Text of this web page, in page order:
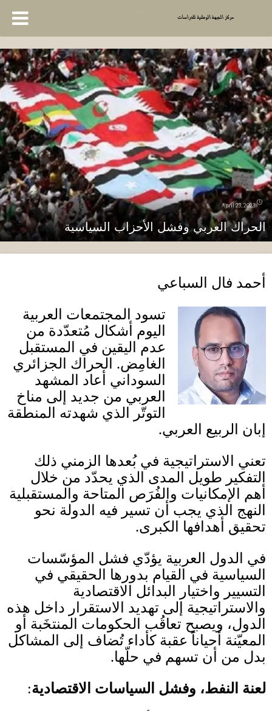
April 23, 2023
الحراك العربي وفشل الأحزاب السياسية
أحمد فال السباعي
تسود المجتمعات العربية
اليوم أشكال مُتعدّدة من
عدم اليقين في المستقبل
الغامِض.
الحراك الجزائري
السوداني أعاد المشهد
العربي من جديد إلى مناخ
التوتّر الذي شهدته المنطقة
إبان الربيع العربي.
تعني الاستراتيجية في بُعدها الزمني ذلك
التفكير طويل المدى الذي يحدّد من خلال
أهم الإمكانيات والفُرَص المتاحة والمستقبلية
النهج الذي يجب أن تسير فيه الدولة نحو
تحقيق أهدافها الكبرى.
في الدول العربية يؤدّي فشل المؤسّسات
السياسية في القيام بدورها الحقيقي في
التسيير واختيار البدائل الاقتصادية
والاستراتيجية إلى تهديد الاستقرار داخل هذه
الدول، ويصبح تعاقُب الحكومات المنتخَبة أو
المعيّنة أحياناً عقبة كأداء تُضاف إلى المشاكل
بدل من أن تسهم في حلّها.
لعنة النفط، وفشل السياسات الاقتصادية: